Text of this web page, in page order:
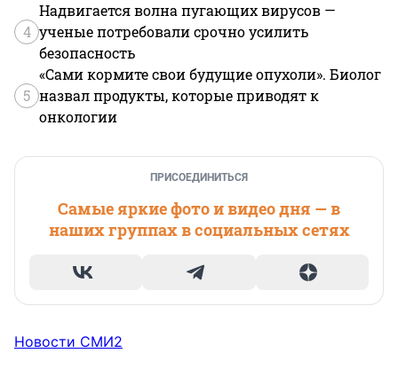
4
Надвигается волна пугающих вирусов —
ученые потребовали срочно усилить
безопасность
5
«Сами кормите свои будущие опухоли». Биолог
назвал продукты, которые приводят к
онкологии
ПРИСОЕДИНИТЬСЯ
Самые яркие фото и видео дня — в
наших группах в социальных сетях
Новости СМИ2